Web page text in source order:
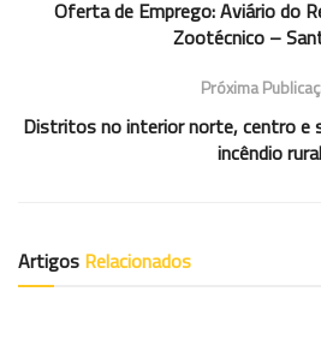
Oferta de Emprego: Aviário do
Zootécnico –
Próxima
Distritos no interior norte, centro e
incêndio rural
Artigos Relacionados